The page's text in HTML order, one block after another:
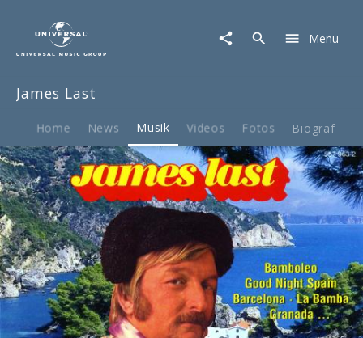
Musik
Viva
Menu
James Last
Home News Musik Videos Fotos Biografie